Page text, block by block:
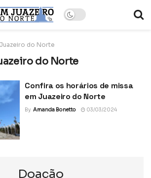
do Norte
do Norte
Confira os horários de missa
em Juazeiro do Norte
By Amanda Bonetto 03/03/2024
Doação